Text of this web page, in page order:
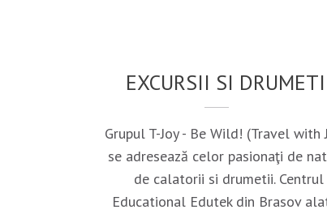
EXCURSII SI
Grupul T-Joy - Be Wild! (Travel with
se adresează celor pasionaţi de
de calatorii si drumetii. Centrul
Educational Edutek din Brasov